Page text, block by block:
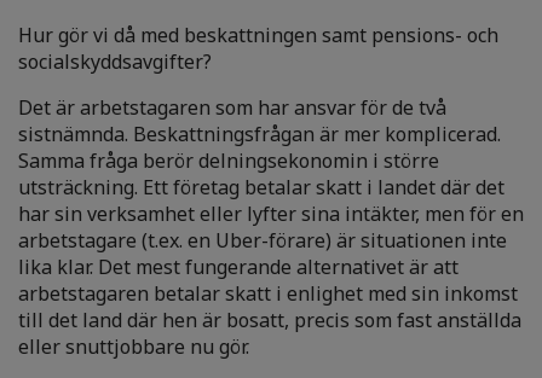
Hur gör vi då med beskattningen samt pensions- och
socialskyddsavgifter?
Det är arbetstagaren som har ansvar för de två
sistnämnda. Beskattningsfrågan är mer komplicerad.
Samma fråga berör delningsekonomin i större
utsträckning. Ett företag betalar skatt i landet där det
har sin verksamhet eller lyfter sina intäkter, men för en
arbetstagare (t.ex. en Uber-förare) är situationen inte
lika klar. Det mest fungerande alternativet är att
arbetstagaren betalar skatt i enlighet med sin inkomst
till det land där hen är bosatt, precis som fast anställda
eller snuttjobbare nu gör.